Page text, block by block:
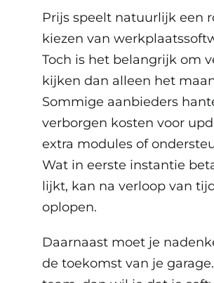
Prijs speelt natuurlijk een
kiezen van
Toch is het belangrijk om
kijken dan alleen het
Sommige aanbieders
verborgen kosten voor
extra modules of
Wat in eerste instantie
lijkt, kan na verloop van
oplopen.
Daarnaast moet je
de toekomst van je